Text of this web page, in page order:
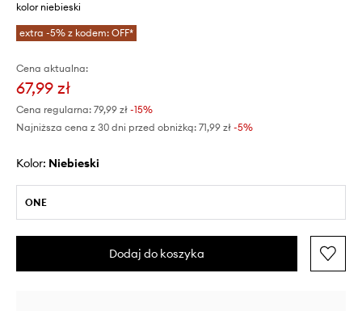
kolor niebieski
extra -5% z kodem: OFF*
Cena aktualna:
67,99 zł
Cena regularna: 79,99 zł -15%
Najniższa cena z 30 dni przed obniżką: 71,99 zł -5%
Kolor: niebieski
ONE
Dodaj do koszyka